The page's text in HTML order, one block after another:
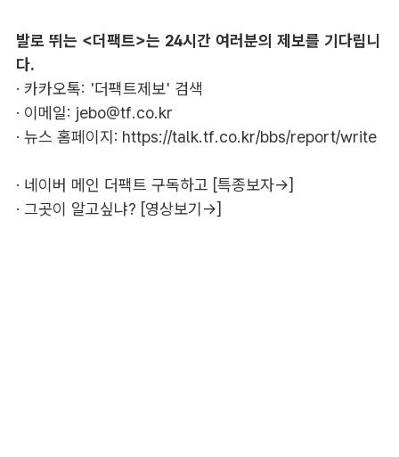
발로 뛰는 <더팩트>는 24시간 여러분의 제보를 기다립니
다.
· 카카오톡: '더팩트제보' 검색
· 이메일: jebo@tf.co.kr
· 뉴스 홈페이지: https://talk.tf.co.kr/bbs/report/write
· 네이버 메인 더팩트 구독하고 [특종보자→]
· 그곳이 알고싶냐? [영상보기→]